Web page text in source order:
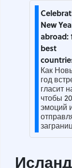
New
abroad:
best
Как
год
гласит
чтобы
эмоций